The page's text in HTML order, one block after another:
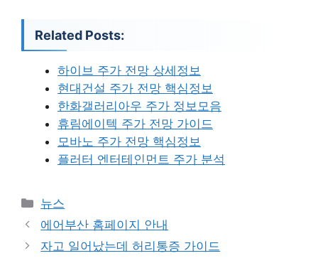
Related Posts:
하이브 주가 전망 상세정보
현대건설 주가 전망 핵심정보
한화갤러리아우 주가 정보모음
휴림에이텍 주가 전망 가이드
모바노 주가 전망 핵심정보
플러터 엔터테인먼트 주가 분석
카
테
고
리
뉴스
에어부산 홈페이지 안내
자고 일어났는데 허리통증 가이드